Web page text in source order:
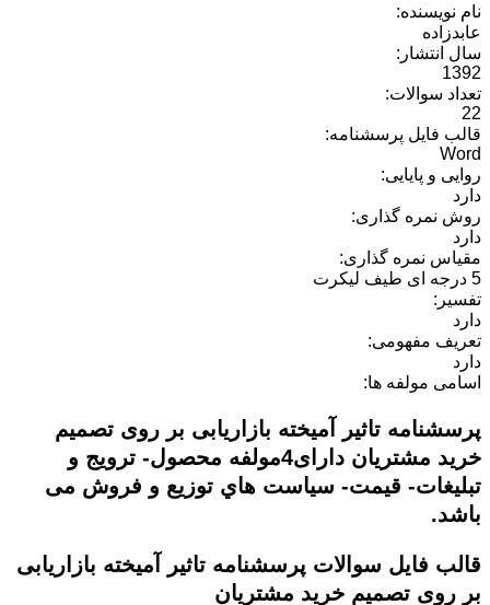
نام نویسنده:
عابدزاده
سال انتشار:
1392
تعداد سوالات:
22
قالب فایل پرسشنامه:
Word
روایی و پایایی:
دارد
روش نمره گذاری:
دارد
مقیاس نمره گذاری:
5 درجه ای طیف لیکرت
تفسیر:
دارد
تعریف مفهومی:
دارد
اسامی مولفه ها:
پرسشنامه تاثیر آمیخته بازاریابی بر روی تصمیم
خرید مشتریان دارای4مولفه محصول- ترویج و
تبليغات- قيمت- سياست هاي توزيع و فروش می
باشد.
قالب فایل سوالات پرسشنامه تاثیر آمیخته بازاریابی
بر روی تصمیم خرید مشتریان